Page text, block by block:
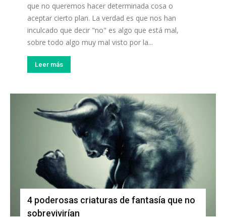
que no queremos hacer determinada cosa o
aceptar cierto plan. La verdad es que nos han
inculcado que decir "no" es algo que está mal,
sobre todo algo muy mal visto por la...
Leer más
4 poderosas criaturas de fantasía que no
sobrevivirían